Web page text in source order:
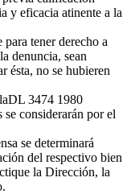
y eficacia atinente a la
tener derecho a
denuncia, sean
ésta, no se hubieren
DL 3474 1980
se considerarán por el
se determinará
del respectivo bien
la Dirección, la